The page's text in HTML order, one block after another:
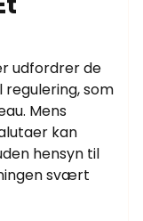
udfordrer de
som
Mens
kan
hensyn til
svært